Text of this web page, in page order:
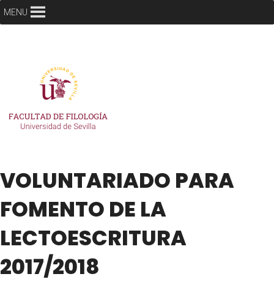
MENU
VOLUNTARIADO PARA
FOMENTO DE LA
LECTOESCRITURA
2017/2018